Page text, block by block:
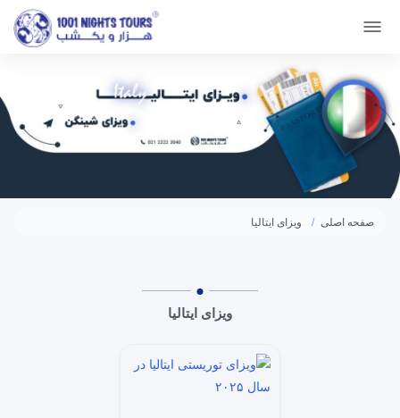
صفحه اصلی ویزای ایتالیا
ویزای ایتالیا